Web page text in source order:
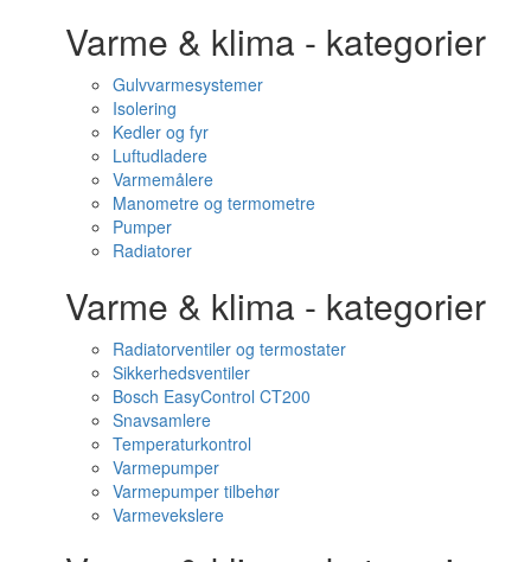
Varme & klima - kategorier
Gulvvarmesystemer
Isolering
Kedler og fyr
Luftudladere
Varmemålere
Manometre og termometre
Pumper
Radiatorer
Varme & klima - kategorier
Radiatorventiler og termostater
Sikkerhedsventiler
Bosch EasyControl CT200
Snavsamlere
Temperaturkontrol
Varmepumper
Varmepumper tilbehør
Varmevekslere